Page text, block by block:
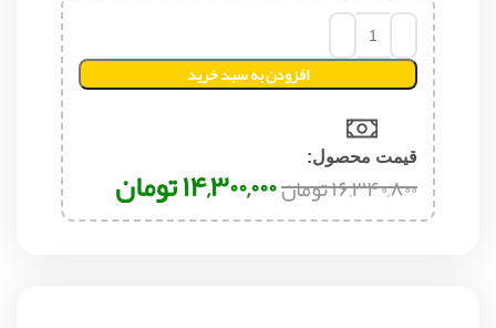
افزودن به سبد خرید
قیمت محصول:​
۱۶,۳۴۰,۸۰۰تومان۱۴,۳۰۰,۰۰۰تومان